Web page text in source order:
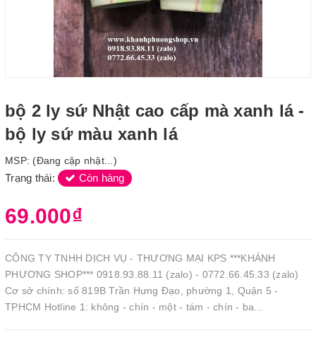
bộ 2 ly sứ Nhật cao cấp mà xanh lá -
bộ ly sứ màu xanh lá
MSP: (Đang cập nhật...)
Trạng thái: Còn hàng
69.000₫
CÔNG TY TNHH DỊCH VỤ - THƯƠNG MẠI KPS ***KHÁNH
PHƯƠNG SHOP*** 0918.93.88.11 (zalo) - 0772.66.45.33 (zalo)
Cơ sở chính: số 819B Trần Hưng Đạo, phường 1, Quận 5 -
TPHCM Hotline 1: không - chín - một - tám - chín - ba...